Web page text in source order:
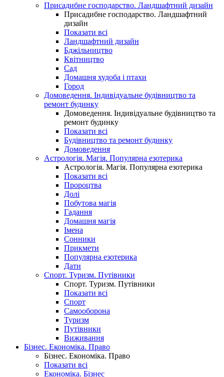
Присадибне господарство. Ландшафтний дизайн
Присадибне господарство. Ландшафтний
дизайн
Показати всі
Ландшафтний дизайн
Бджільництво
Квітництво
Сад
Домашня худоба і птахи
Город
Домоведення. Індивідуальне будівництво та
ремонт будинку
Домоведення. Індивідуальне будівництво та
ремонт будинку
Показати всі
Будівництво та ремонт будинку
Домоведення
Астрологія. Магія. Популярна езотерика
Астрологія. Магія. Популярна езотерика
Показати всі
Пророцтва
Долі
Побутова магія
Гадання
Домашня магія
Імена
Сонники
Прикмети
Популярна езотерика
Дати
Спорт. Туризм. Путівники
Спорт. Туризм. Путівники
Показати всі
Спорт
Самооборона
Туризм
Путівники
Виживання
Бізнес. Економіка. Право
Бізнес. Економіка. Право
Показати всі
Економіка. Бізнес